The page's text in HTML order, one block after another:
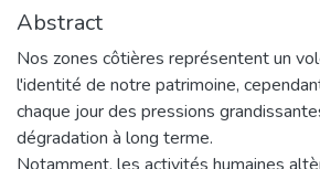
Abstract
Nos zones côtières représentent un
l'identité de notre patrimoine,
chaque jour des pressions
dégradation à long terme.